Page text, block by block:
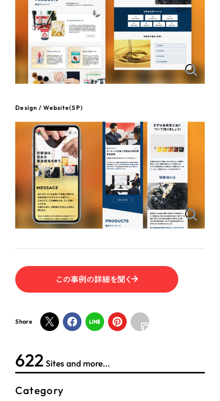
ブランドサイト・サービスサイト （85件）
求人・採用サイト （61件）
ECサイト（オンラインショップ） （43件）
ポータルサイト・メディアサイト （39件）
LP（ランディングページ） （28件）
キャンペーン・プロモーションサイト （12件）
ブランディング（ロゴ・印刷物） （90件）
お客様インタビュー
インフラ関連
広告・メディア・放送
不動産
その他サービス業
物流・運送
NPO・一般社団法人
人材サービス
色
ホワイト・白色
ベージュ・茶色
レッド・赤色
624 Sites and more...
Category
Design / Website(SP)
この事例の詳細を聞く
Share